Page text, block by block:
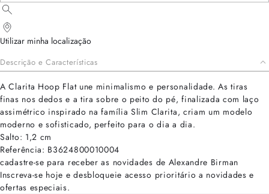
Utilizar minha localização
Descrição e Características
A Clarita Hoop Flat une minimalismo e personalidade. As tiras
finas nos dedos e a tira sobre o peito do pé, finalizada com laço
assimétrico inspirado na família Slim Clarita, criam um modelo
moderno e sofisticado, perfeito para o dia a dia.
Salto: 1,2 cm
Referência: B3624800010004
cadastre-se para receber as novidades de Alexandre Birman
Inscreva-se hoje e desbloqueie acesso prioritário a novidades e
ofertas especiais.